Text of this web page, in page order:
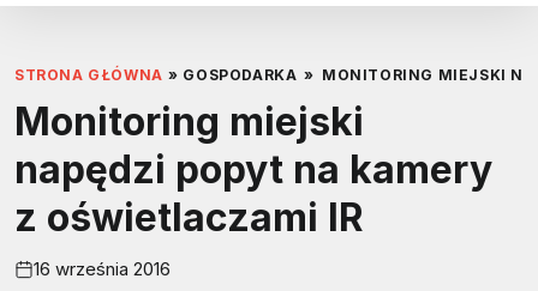
STRONA GŁÓWNA » GOSPODARKA » MONITORING MIEJSKI
Monitoring miejski
napędzi popyt na kamery
z oświetlaczami IR
16 września 2016